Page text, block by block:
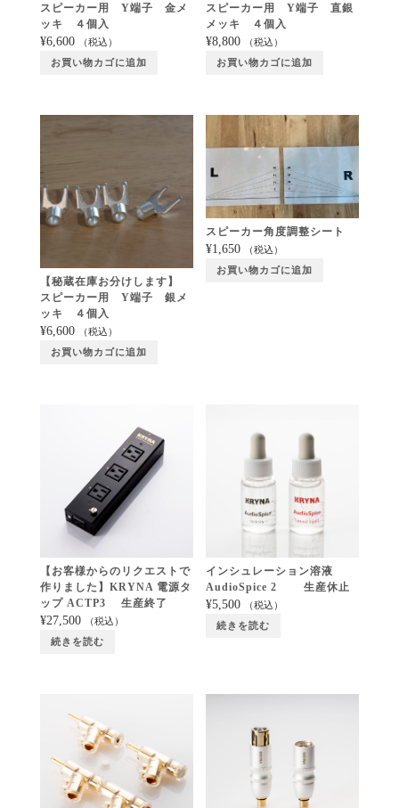
スピーカー用 Y端子 金メ
ッキ ４個入
¥6,600 （税込）
お買い物カゴに追加
スピーカー用 Y端子 直銀
メッキ ４個入
¥8,800 （税込）
お買い物カゴに追加
【秘蔵在庫お分けします】
スピーカー用 Y端子 銀メ
ッキ ４個入
¥6,600 （税込）
お買い物カゴに追加
スピーカー角度調整シート
¥1,650 （税込）
お買い物カゴに追加
【お客様からのリクエストで
作りました】KRYNA 電源タ
ップ ACTP3 生産終了
¥27,500 （税込）
続きを読む
インシュレーション溶液
AudioSpice 2 生産休止
¥5,500 （税込）
続きを読む